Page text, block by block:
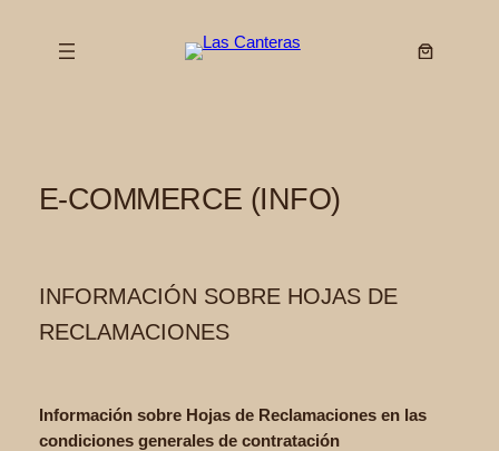
E-COMMERCE (INFO)
INFORMACIÓN SOBRE HOJAS DE
RECLAMACIONES
Información sobre Hojas de Reclamaciones en las
condiciones generales de contratación